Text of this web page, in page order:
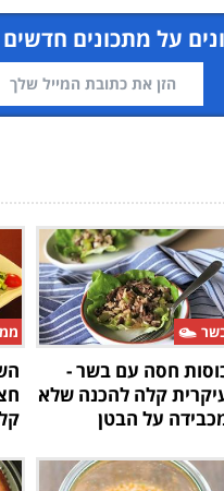
על מתכונים
חסה עם בשר -
קלה להכנה שלא
על הבטן